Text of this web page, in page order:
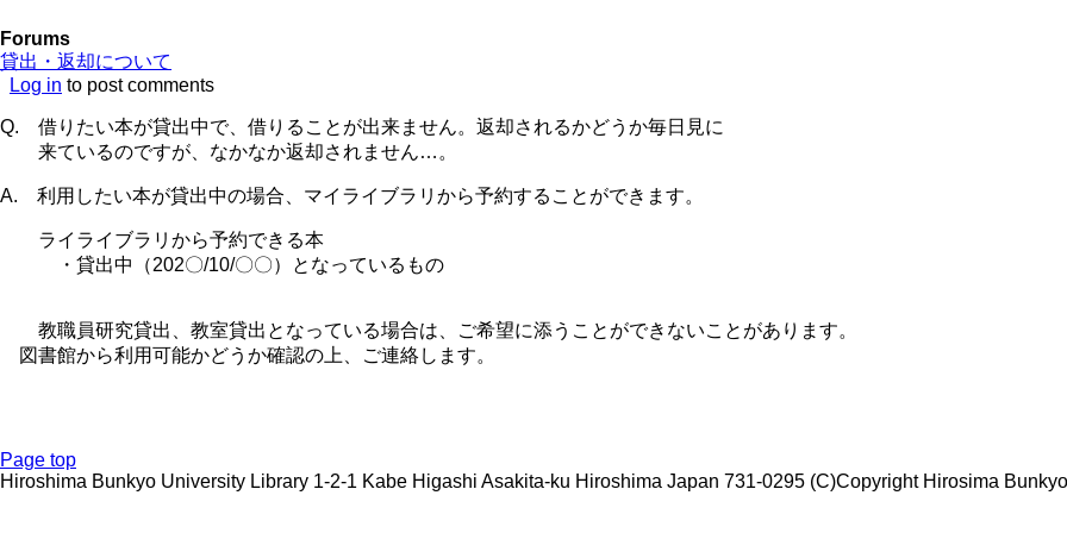
Forums
貸出・返却について
Log in to post comments
Q. 借りたい本が貸出中で、借りることが出来ません。返却されるかどうか毎日見に
来ているのですが、なかなか返却されません…。
A. 利用したい本が貸出中の場合、マイライブラリから予約することができます。
ライライブラリから予約できる本
・貸出中（202〇/10/〇〇）となっているもの
教職員研究貸出、教室貸出となっている場合は、ご希望に添うことができないことがあります。
図書館から利用可能かどうか確認の上、ご連絡します。
Page top
Hiroshima Bunkyo University Library 1-2-1 Kabe Higashi Asakita-ku Hiroshima Japan 731-0295 (C)Copyright Hirosima